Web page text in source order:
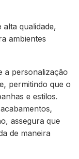
qualidade,
ambientes
a personalização
permitindo que o
e estilos.
assegura que
de maneira